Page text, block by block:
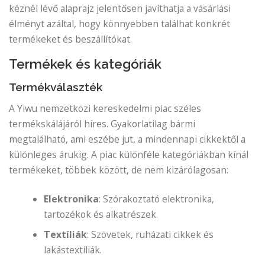
kéznél lévő alaprajz jelentősen javíthatja a vásárlási
élményt azáltal, hogy könnyebben találhat konkrét
termékeket és beszállítókat.
Termékek és kategóriák
Termékválaszték
A Yiwu nemzetközi kereskedelmi piac széles
termékskálájáról híres. Gyakorlatilag bármi
megtalálható, ami eszébe jut, a mindennapi cikkektől a
különleges árukig. A piac különféle kategóriákban kínál
termékeket, többek között, de nem kizárólagosan:
Elektronika: Szórakoztató elektronika,
tartozékok és alkatrészek.
Textíliák: Szövetek, ruházati cikkek és
lakástextíliák.